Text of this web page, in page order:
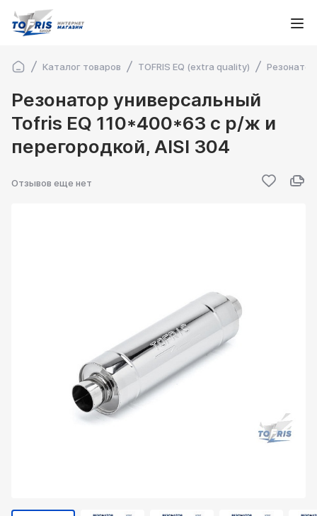
Каталог товаров TOFRIS EQ (extra quality)
Резонатор универсальный
Tofris EQ 110*400*63 с р/ж и
перегородкой, AISI 304
Отзывов еще нет